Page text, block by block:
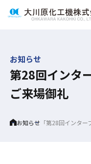
お知らせ
第28回インタ
ご来場御礼
Homeお知らせ 「第28回インタ